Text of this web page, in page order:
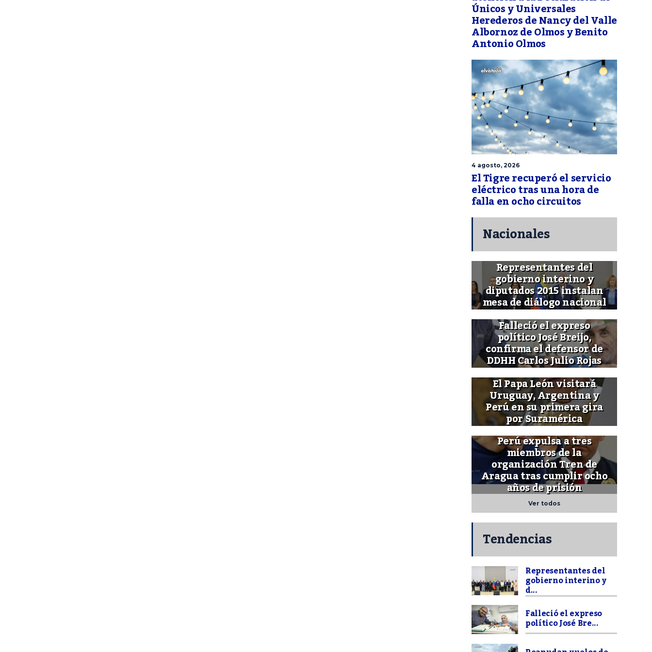
Únicos y Universales
Herederos de Nancy del Valle
Albornoz de Olmos y Benito
Antonio Olmos
4 agosto, 2026
El Tigre recuperó el servicio
eléctrico tras una hora de
falla en ocho circuitos
Nacionales
Representantes del
gobierno interino y
diputados 2015 instalan
mesa de diálogo nacional
Falleció el expreso
político José Breijo,
confirma el defensor de
DDHH Carlos Julio Rojas
El Papa León visitará
Uruguay, Argentina y
Perú en su primera gira
por Suramérica
Perú expulsa a tres
miembros de la
organización Tren de
Aragua tras cumplir ocho
años de prisión
Ver todos
Tendencias
Representantes del
gobierno interino y
d...
Falleció el expreso
político José Bre...